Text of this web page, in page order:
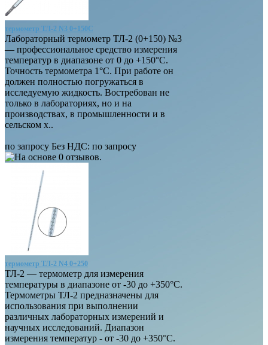
термометр ТЛ-2 N3 0+150С
Лабораторный термометр ТЛ-2 (0+150) №3
— профессиональное средство измерения
температур в диапазоне от 0 до +150°С.
Точность термометра 1°С. При работе он
должен полностью погружаться в
исследуемую жидкость. Востребован не
только в лабораториях, но и на
производствах, в промышленности и в
сельском х..
по запросу Без НДС: по запросу
термометр ТЛ-2 N4 0+250
ТЛ-2 — термометр для измерения
температуры в диапазоне от -30 до +350°С.
Термометры ТЛ-2 предназначены для
использования при выполнении
различных лабораторных измерений и
научных исследований. Диапазон
измерения температур - от -30 до +350°С.